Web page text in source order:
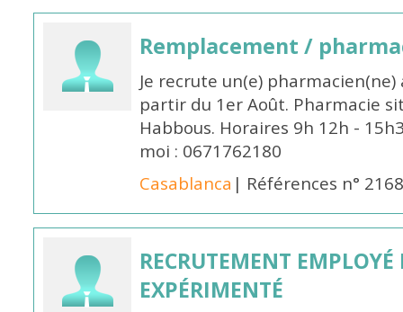
Remplacement /
Je recrute un(e)
partir du 1er Août. Pharmacie
Habbous. Horaires 9h 12h -
moi : 0671762180
Casablanca | Références n°
RECRUTEMENT
EXPÉRIMENTÉ